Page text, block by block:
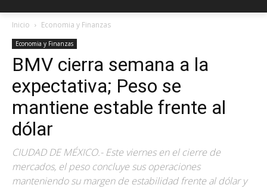
Inicio Economia y Finanzas
Economia y Finanzas
BMV cierra semana a la
expectativa; Peso se
mantiene estable frente al
dólar
CIUDAD DE MÉXICO.- Este viernes en el cierre de
mercados, el peso concluye sus operaciones
manteniendo su margen de estabilidad frente al dólar y